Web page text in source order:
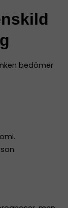
bedömer